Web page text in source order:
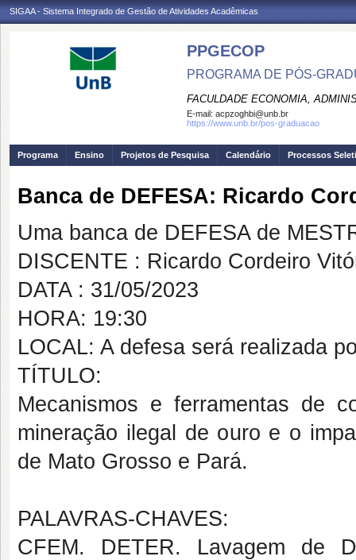
SIGAA - Sistema Integrado de Gestão de Atividades Acadêmicas
PPGECOP
PROGRAMA DE PÓS-
FACULDADE ECONOMIA,
E-mail: acpzoghbi@unb.br
https://www.unb.br/pos-graduacao
Programa Ensino Projetos de Pesquisa Calendário Processos
Banca de DEFESA: Ricardo
Uma banca de DEFESA de
DISCENTE : Ricardo Cordeiro
DATA : 31/05/2023
HORA: 19:30
LOCAL: A defesa será realizada
TÍTULO:
Mecanismos e ferramentas de
mineração ilegal de ouro e o
de Mato Grosso e Pará.
PALAVRAS-CHAVES:
CFEM. DETER. Lavagem de